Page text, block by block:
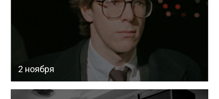
2 ноября